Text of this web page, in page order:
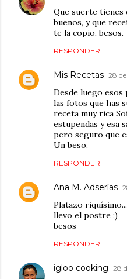
Que suerte tienes
buenos, y que
te la copio, besos.
RESPONDER
Mis Recetas 28
Desde luego esos
las fotos que has
receta muy rica
estupendas y esa
pero seguro que
Un beso.
RESPONDER
Ana M. Adserías
Platazo
llevo el postre ;)
besos
RESPONDER
igloo cooking 28